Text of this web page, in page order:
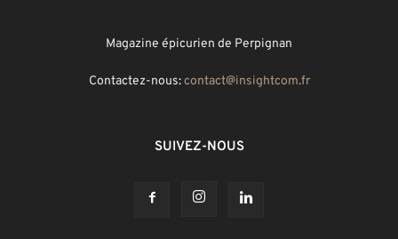
Magazine épicurien de Perpignan
Contactez-nous:contact@insightcom.fr
SUIVEZ-NOUS